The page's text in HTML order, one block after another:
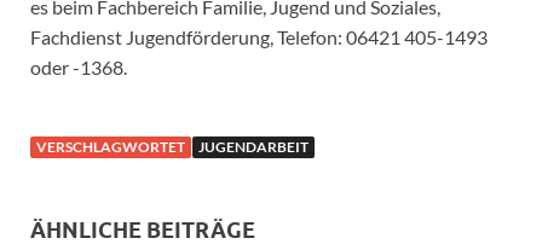
es beim Fachbereich Familie, Jugend und Soziales,
Fachdienst Jugendförderung, Telefon: 06421 405-1493
oder -1368.
VERSCHLAGWORTET JUGENDARBEIT
ÄHNLICHE BEITRÄGE